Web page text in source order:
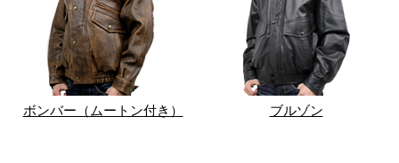
ボンバー（ムートン付き） ブルゾン